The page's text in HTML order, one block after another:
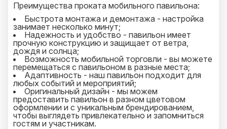
Преимущества проката мобильного павильона:
Быстрота монтажа и демонтажа - настройка
занимает несколько минут;
Надежность и удобство - павильон имеет
прочную конструкцию и защищает от ветра,
дождя и солнца;
Возможность мобильной торговли - вы можете
перемещаться с павильоном в разные места;
Адаптивность - наш павильон подходит для
любых событий и мероприятий;
Оригинальный дизайн - мы можем
предоставить павильон в разном цветовом
оформлении и с уникальным брендированием,
чтобы выглядеть привлекательно и запомниться
гостям и участникам.